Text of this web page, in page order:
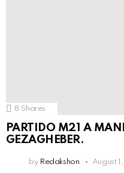
8 Shares
PARTIDO M21 A
GEZAGHEBER.
by Redakshon August